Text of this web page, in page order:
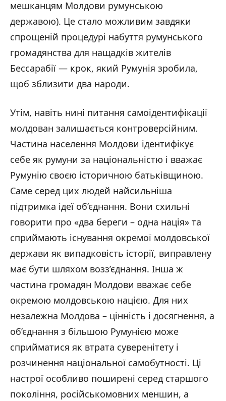
мешканцям Молдови румунською
державою). Це стало можливим завдяки
спрощеній процедурі набуття румунського
громадянства для нащадків жителів
Бессарабії — крок, який Румунія зробила,
щоб зблизити два народи.
Утім, навіть нині питання самоідентифікації
молдован залишається контроверсійним.
Частина населення Молдови ідентифікує
себе як румуни за національністю і вважає
Румунію своєю історичною батьківщиною.
Саме серед цих людей найсильніша
підтримка ідеї об’єднання. Вони схильні
говорити про «два береги – одна нація» та
сприймають існування окремої молдовської
держави як випадковість історії, виправлену
має бути шляхом возз’єднання. Інша ж
частина громадян Молдови вважає себе
окремою молдовською нацією. Для них
незалежна Молдова – цінність і досягнення, а
об’єднання з більшою Румунією може
сприйматися як втрата суверенітету і
розчинення національної самобутності. Ці
настрої особливо поширені серед старшого
покоління, російськомовних меншин, а